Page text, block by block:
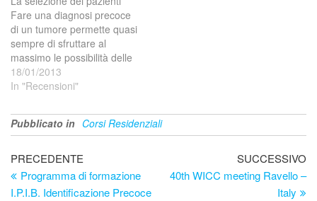
malattie oggi sappiamo che
è molto importante tener
presente il concetto
di“familiarità” in quanto
una…
Fare una diagnosi precoce
di un tumore permette quasi
sempre di sfruttare al
massimo le possibilità delle
terapie chirurgiche,
mediche e radioterapiche e
progressione della malattia,
arrivando in molti casi alla
questo paradigma, ormai
con evidenze ben
consolidate…
18/01/2013
In "Recensioni"
Pubblicato in Corsi Residenziali
Navigazione
articoli
Articolo
precedente
PRECEDENTE
Programma di formazione
I.P.I.B. Identificazione Precoce
SUCCESSIVO
40th WICC meeting Ravello –
Italy